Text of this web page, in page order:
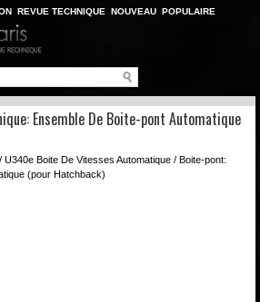
REVUE TECHNIQUE NOUVEAU POPULAIRE
Ensemble De Boite-pont Automatique
/ U340e Boite De Vitesses Automatique / Boite-pont:
(pour Hatchback)